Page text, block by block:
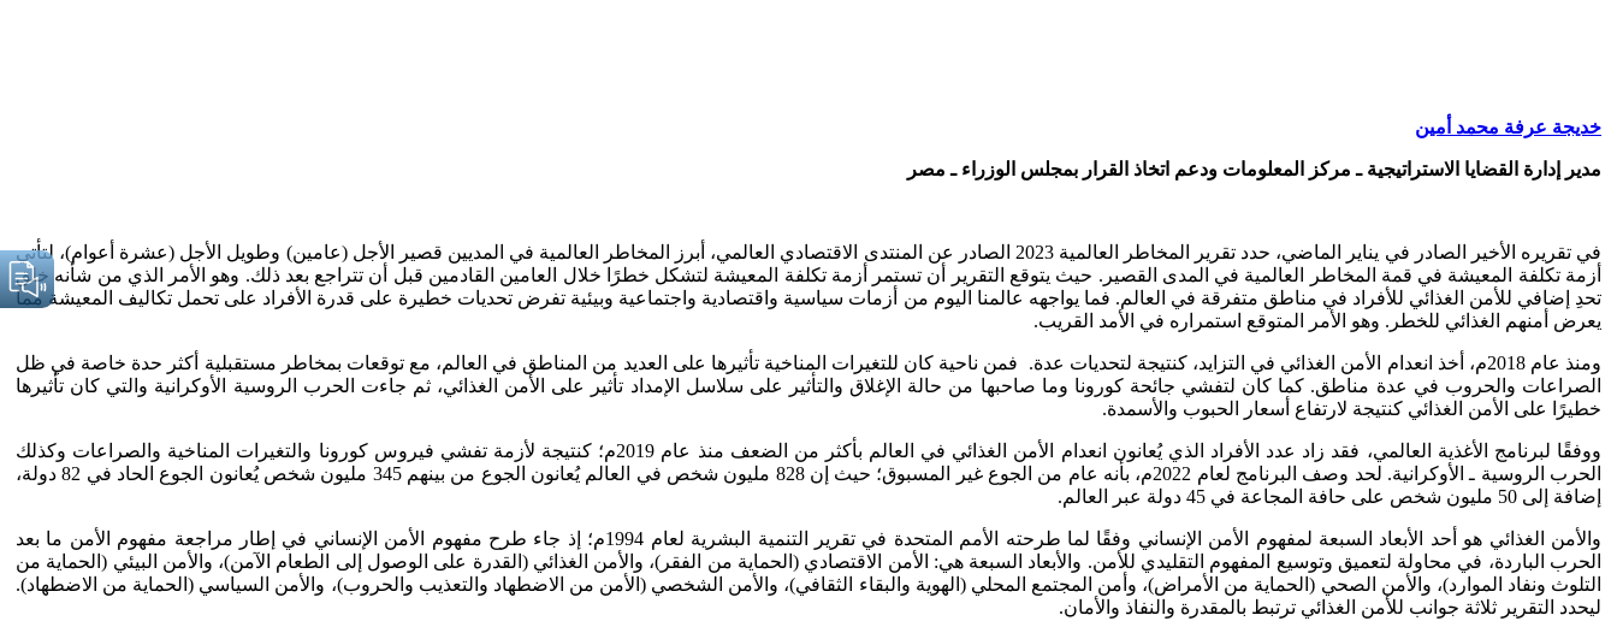
خديجة عرفة محمد أمين
مدير إدارة القضايا الاستراتيجية ـ مركز المعلومات ودعم اتخاذ القرار بمجلس الوزراء ـ مصر
في تقريره الأخير الصادر في يناير الماضي، حدد تقرير المخاطر العالمية 2023 الصادر عن المنتدى الاقتصادي العالمي، أبرز المخاطر العالمية في المديين قصير الأجل (عامين) وطويل الأجل (عشرة أعوام)، لتأتي
أزمة تكلفة المعيشة في قمة المخاطر العالمية في المدى القصير. حيث يتوقع التقرير أن تستمر أزمة تكلفة المعيشة لتشكل خطرًا خلال العامين القادمين قبل أن تتراجع بعد ذلك. وهو الأمر الذي من شأنه خلق
تحدِ إضافي للأمن الغذائي للأفراد في مناطق متفرقة في العالم. فما يواجهه عالمنا اليوم من أزمات سياسية واقتصادية واجتماعية وبيئية تفرض تحديات خطيرة على قدرة الأفراد على تحمل تكاليف المعيشة مما
يعرض أمنهم الغذائي للخطر. وهو الأمر المتوقع استمراره في الأمد القريب.
ومنذ عام 2018م، أخذ انعدام الأمن الغذائي في التزايد، كنتيجة لتحديات عدة. فمن ناحية كان للتغيرات المناخية تأثيرها على العديد من المناطق في العالم، مع توقعات بمخاطر مستقبلية أكثر حدة خاصة في ظل
الصراعات والحروب في عدة مناطق. كما كان لتفشي جائحة كورونا وما صاحبها من حالة الإغلاق والتأثير على سلاسل الإمداد تأثير على الأمن الغذائي، ثم جاءت الحرب الروسية الأوكرانية والتي كان تأثيرها
خطيرًا على الأمن الغذائي كنتيجة لارتفاع أسعار الحبوب والأسمدة.
ووفقًا لبرنامج الأغذية العالمي، فقد زاد عدد الأفراد الذي يُعانون انعدام الأمن الغذائي في العالم بأكثر من الضعف منذ عام 2019م؛ كنتيجة لأزمة تفشي فيروس كورونا والتغيرات المناخية والصراعات وكذلك
الحرب الروسية ـ الأوكرانية. لحد وصف البرنامج لعام 2022م، بأنه عام من الجوع غير المسبوق؛ حيث إن 828 مليون شخص في العالم يُعانون الجوع من بينهم 345 مليون شخص يُعانون الجوع الحاد في 82 دولة،
إضافة إلى 50 مليون شخص على حافة المجاعة في 45 دولة عبر العالم.
والأمن الغذائي هو أحد الأبعاد السبعة لمفهوم الأمن الإنساني وفقًا لما طرحته الأمم المتحدة في تقرير التنمية البشرية لعام 1994م؛ إذ جاء طرح مفهوم الأمن الإنساني في إطار مراجعة مفهوم الأمن ما بعد
الحرب الباردة، في محاولة لتعميق وتوسيع المفهوم التقليدي للأمن. والأبعاد السبعة هي: الأمن الاقتصادي (الحماية من الفقر)، والأمن الغذائي (القدرة على الوصول إلى الطعام الآمن)، والأمن البيئي (الحماية من
التلوث ونفاد الموارد)، والأمن الصحي (الحماية من الأمراض)، وأمن المجتمع المحلي (الهوية والبقاء الثقافي)، والأمن الشخصي (الأمن من الاضطهاد والتعذيب والحروب)، والأمن السياسي (الحماية من الاضطهاد).
ليحدد التقرير ثلاثة جوانب للأمن الغذائي ترتبط بالمقدرة والنفاذ والأمان.